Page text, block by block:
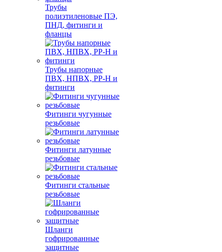
Трубы
полиэтиленовые ПЭ,
ПНД, фитинги и
фланцы
Трубы напорные
ПВХ, НПВХ, PP-H и
фитинги
Фитинги чугунные
резьбовые
Фитинги латунные
резьбовые
Фитинги стальные
резьбовые
Шланги
гофрированные
защитные